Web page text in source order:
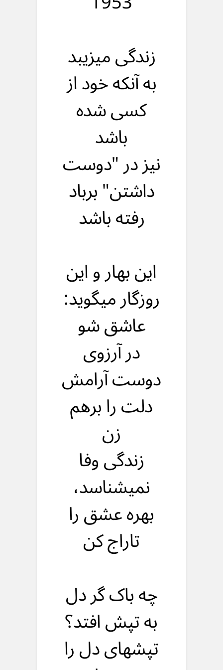
زندگی میزیبد
به آنکه خود از
کسی شده
باشد
نیز در "دوست
داشتن" برباد
رفته باشد
این بهار و این
روزگار میگوید:
عاشق شو
در آرزوی
دوست آرامش
دلت را برهم
زن
زندگی وفا
نمیشناسد،
بهره عشق را
تاراج کن
چه باک گر دل
به تپش افتد؟
تپشهای دل را